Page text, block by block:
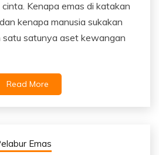
Kenapa emas di katakan
kenapa manusia sukakan
satu satunya aset kewangan
Read More
Emas